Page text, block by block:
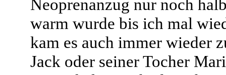
Neoprenanzug nur noch
warm wurde bis ich mal
kam es auch immer wieder
Jack oder seiner Tocher